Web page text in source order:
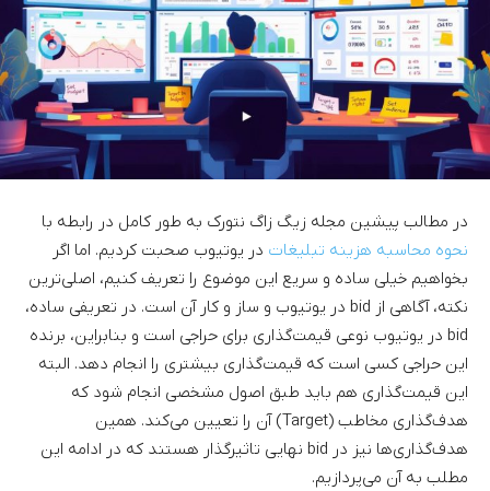
در مطالب پیشین مجله زیگ زاگ نتورک به طور کامل در رابطه با
نحوه محاسبه هزینه تبلیغات در یوتیوب صحبت کردیم. اما اگر
بخواهیم خیلی ساده و سریع این موضوع را تعریف کنیم، اصلی‌ترین
نکته، آگاهی از bid در یوتیوب و ساز و کار آن است. در تعریفی ساده،
bid در یوتیوب نوعی قیمت‌گذاری برای حراجی است و بنابراین، برنده
این حراجی کسی است که قیمت‌گذاری بیشتری را انجام دهد. البته
این قیمت‌گذاری هم باید طبق اصول مشخصی انجام شود که
هدف‌گذاری مخاطب (Target) آن را تعیین می‌کند. همین
هدف‌گذاری‌ها نیز در bid نهایی تاثیرگذار هستند که در ادامه این
مطلب به آن می‌پردازیم.